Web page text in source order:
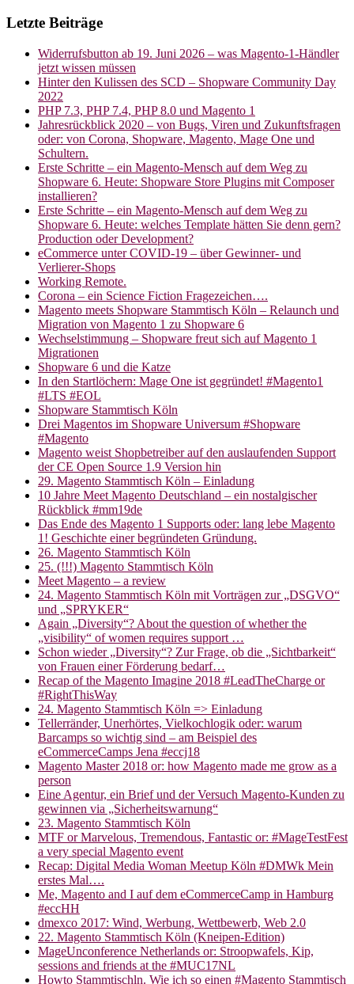
Letzte Beiträge
Widerrufsbutton ab 19. Juni 2026 – was Magento-1-Händler
jetzt wissen müssen
Hinter den Kulissen des SCD – Shopware Community Day
2022
PHP 7.3, PHP 7.4, PHP 8.0 und Magento 1
Jahresrückblick 2020 – von Bugs, Viren und Zukunftsfragen
oder: von Corona, Shopware, Magento, Mage One und
Schultern.
Erste Schritte – ein Magento-Mensch auf dem Weg zu
Shopware 6. Heute: Shopware Store Plugins mit Composer
installieren?
Erste Schritte – ein Magento-Mensch auf dem Weg zu
Shopware 6. Heute: welches Template hätten Sie denn gern?
Production oder Development?
eCommerce unter COVID-19 – über Gewinner- und
Verlierer-Shops
Working Remote.
Corona – ein Science Fiction Fragezeichen….
Magento meets Shopware Stammtisch Köln – Relaunch und
Migration von Magento 1 zu Shopware 6
Wechselstimmung – Shopware freut sich auf Magento 1
Migrationen
Shopware 6 und die Katze
In den Startlöchern: Mage One ist gegründet! #Magento1
#LTS #EOL
Shopware Stammtisch Köln
Drei Magentos im Shopware Universum #Shopware
#Magento
Magento weist Shopbetreiber auf den auslaufenden Support
der CE Open Source 1.9 Version hin
29. Magento Stammtisch Köln – Einladung
10 Jahre Meet Magento Deutschland – ein nostalgischer
Rückblick #mm19de
Das Ende des Magento 1 Supports oder: lang lebe Magento
1! Geschichte einer begründeten Gründung.
26. Magento Stammtisch Köln
25. (!!!) Magento Stammtisch Köln
Meet Magento – a review
24. Magento Stammtisch Köln mit Vorträgen zur „DSGVO“
und „SPRYKER“
Again „Diversity“? About the question of whether the
„visibility“ of women requires support …
Schon wieder „Diversity“? Zur Frage, ob die „Sichtbarkeit“
von Frauen einer Förderung bedarf…
Recap of the Magento Imagine 2018 #LeadTheCharge or
#RightThisWay
24. Magento Stammtisch Köln => Einladung
Tellerränder, Unerhörtes, Vielkochlogik oder: warum
Barcamps so wichtig sind – am Beispiel des
eCommerceCamps Jena #eccj18
Magento Master 2018 or: how Magento made me grow as a
person
Eine Agentur, ein Brief und der Versuch Magento-Kunden zu
gewinnen via „Sicherheitswarnung“
23. Magento Stammtisch Köln
MTF or Marvelous, Tremendous, Fantastic or: #MageTestFest
a very special Magento event
Recap: Digital Media Woman Meetup Köln #DMWk Mein
erstes Mal….
Me, Magento and I auf dem eCommerceCamp in Hamburg
#eccHH
dmexco 2017: Wind, Werbung, Wettbewerb, Web 2.0
22. Magento Stammtisch Köln (Kneipen-Edition)
MageUnconference Netherlands or: Stroopwafels, Kip,
sessions and friends at the #MUC17NL
Howto Stammtischln. Wie ich so einen #Magento Stammtisch